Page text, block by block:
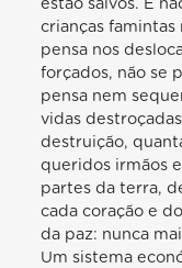
estão salvos. E
crianças famintas
pensa nos
forçados, não se
pensa nem
vidas
destruição,
queridos irmãos
partes da terra,
cada coração e
da paz: nunca
Um sistema